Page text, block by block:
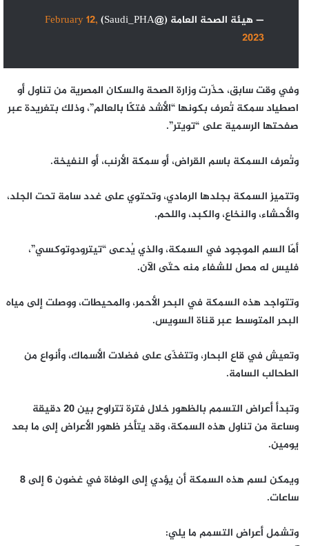
— هيئة الصحة العامة (@Saudi_PHA)
February 12,
2023
وفي وقت سابق، حذّرت وزارة الصحة والسكان المصرية من تناول أو
اصطياد سمكة تُعرف بكونها “الأشد فتكًا بالعالم”، وذلك بتغريدة عبر
صفحتها الرسمية على “تويتر”.
وتُعرف السمكة باسم القراض، أو سمكة الأرنب، أو النفيخة.
وتتميز السمكة بجلدها الرمادي، وتحتوي على غدد سامة تحت الجلد،
والأحشاء، والنخاع، والكبد، واللحم.
أمّا السم الموجود في السمكة، والذي يُدعى “تيترودوتوكسي”،
فليس له مصل للشفاء منه حتّى الآن.
وتتواجد هذه السمكة في البحر الأحمر، والمحيطات، ووصلت إلى مياه
البحر المتوسط عبر قناة السويس.
وتعيش في قاع البحار، وتتغذّى على فضلات الأسماك، وأنواع من
الطحالب السامة.
وتبدأ أعراض التسمم بالظهور خلال فترة تتراوح بين 20 دقيقة
وساعة من تناول هذه السمكة، وقد يتأخر ظهور الأعراض إلى ما بعد
يومين.
ويمكن لسم هذه السمكة أن يؤدي إلى الوفاة في غضون 6 إلى 8
ساعات.
وتشمل أعراض التسمم ما يلي: